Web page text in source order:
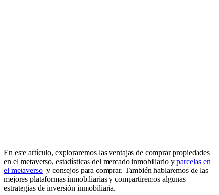
En este artículo, exploraremos las ventajas de comprar propiedades
en el metaverso, estadísticas del mercado inmobiliario y parcelas en
el metaverso y consejos para comprar. También hablaremos de las
mejores plataformas inmobiliarias y compartiremos algunas
estrategias de inversión inmobiliaria.